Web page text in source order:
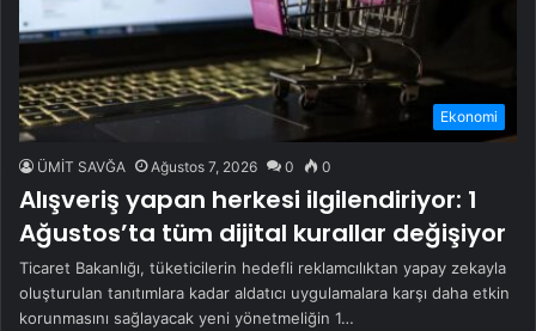
Ekonomi
ÜMİT SAVĞA Ağustos 7, 2026 0 0
Alışveriş yapan herkesi ilgilendiriyor: 1
Ağustos’ta tüm dijital kurallar değişiyor
Ticaret Bakanlığı, tüketicilerin hedefli reklamcılıktan yapay zekayla
oluşturulan tanıtımlara kadar aldatıcı uygulamalara karşı daha etkin
korunmasını sağlayacak yeni yönetmeliğin 1…